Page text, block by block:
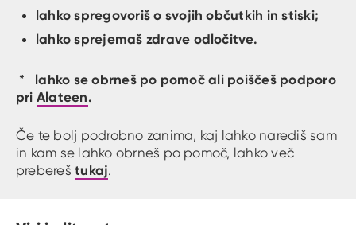
lahko spregovoriš o svojih občutkih in stiski;
lahko sprejemaš zdrave odločitve.
* lahko se obrneš po pomoč ali poiščeš podporo
pri Alateen.
Če te bolj podrobno zanima, kaj lahko narediš sam
in kam se lahko obrneš po pomoč, lahko več
prebereš tukaj.